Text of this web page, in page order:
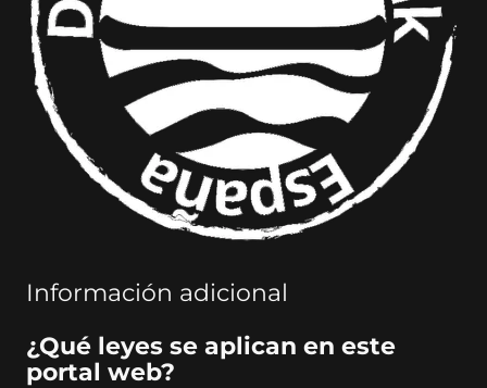
Información adicional
¿Qué leyes se aplican en este
portal web?